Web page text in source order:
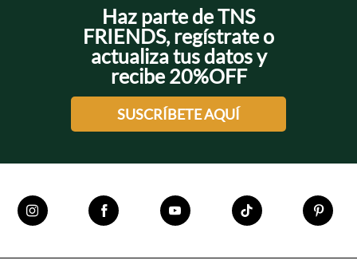
Haz parte de TNS
FRIENDS, regístrate o
actualiza tus datos y
recibe 20%OFF
SUSCRÍBETE AQUÍ